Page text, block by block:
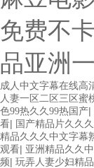
免费不
品亚洲
成人中文字幕在线高
人妻一区二区三区蜜
色99热久久99热国产|
看| 国产精品片久久
精品久久久中文字幕
观看| 亚洲精品久久
频| 玩弄人妻少妇精